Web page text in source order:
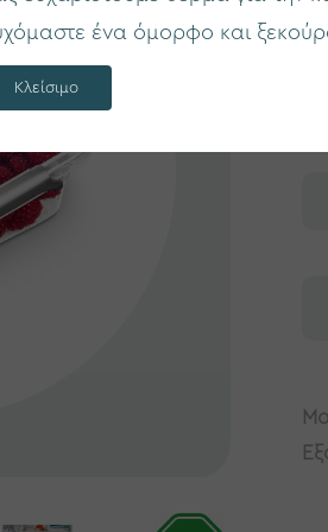
ένα όμορφο και
Κλείσιμο